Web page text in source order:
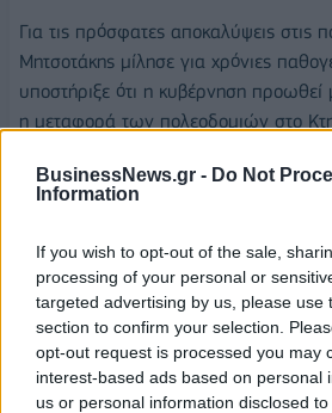
BusinessNews.gr - Do Not
Information
If you wish to opt-out of the sale,
processing of your personal or
targeted advertising by us, please use
section to confirm your selection.
opt-out request is processed you may
interest-based ads based on personal
us or personal information disclosed
Για τις πρόσφατες αποκαλύψεις στις
Μητσοτάκης μίλησε για χρόνιες
υποστήριξε ότι η κυβέρνηση
η μεταφορά των πολεοδομιών στο
Απέρριψε τον όρο «γαλάζια
διαφθορά δεν έχει κομματικό πρόσημο
τέτοιες υποθέσεις.
Αναφερόμενος στους νέους,
αντιμέτωποι με έναν πιο αβέβαιο
της γεωπολιτικής αστάθειας, της
της κλιματικής κρίσης. Αναγνώρισε